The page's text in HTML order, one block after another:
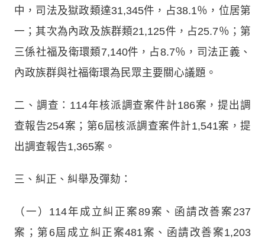
中，司法及獄政類達31,345件，占38.1％，位居第
一；其次為內政及族群類21,125件，占25.7％；第
三係社福及衛環類7,140件，占8.7％，司法正義、
內政族群與社福衛環為民眾主要關心議題。
二、調查：114年核派調查案件計186案，提出調
查報告254案；第6屆核派調查案件計1,541案，提
出調查報告1,365案。
三、糾正、糾舉及彈劾：
（一）114年成立糾正案89案、函請改善案237
案；第6屆成立糾正案481案、函請改善案1,203